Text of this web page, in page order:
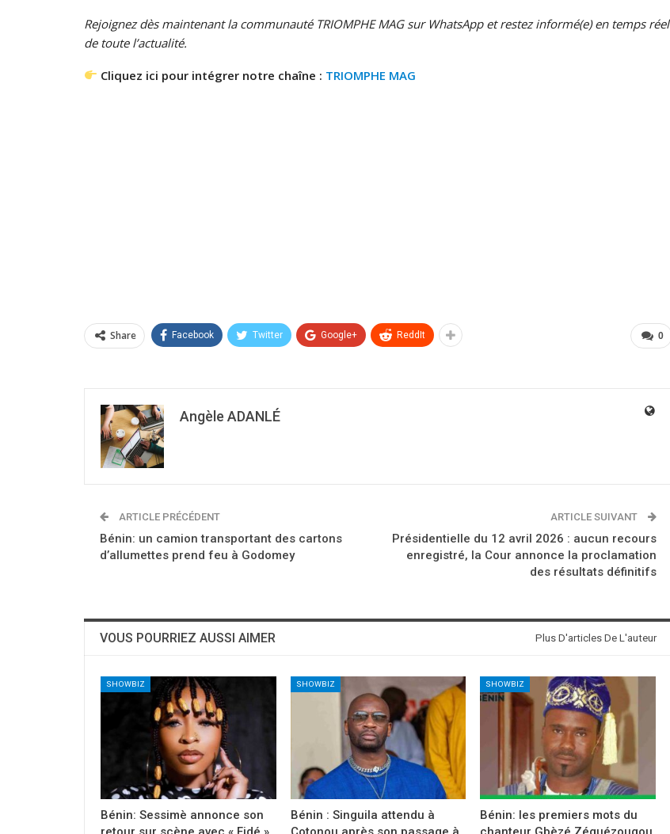
Rejoignez dès maintenant la communauté TRIOMPHE MAG sur WhatsApp et restez informé(e) en temps réel
de toute l’actualité.
Cliquez ici pour intégrer notre chaîne : TRIOMPHE MAG
0
Share Facebook Twitter Google+ ReddIt
Angèle ADANLÉ
ARTICLE PRÉCÉDENT
Bénin: un camion transportant des cartons
d’allumettes prend feu à Godomey
ARTICLE SUIVANT
Présidentielle du 12 avril 2026 : aucun recours
enregistré, la Cour annonce la proclamation
des résultats définitifs
VOUS POURRIEZ AUSSI AIMER Plus D'articles De L'auteur
SHOWBIZ
Bénin: Sessimè annonce son
SHOWBIZ
Bénin : Singuila attendu à
SHOWBIZ
Bénin: les premiers mots du